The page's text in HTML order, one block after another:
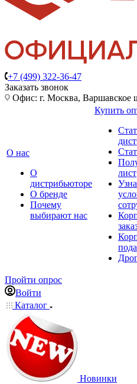
+7 (499) 322-36-47
Заказать звонок
Офис: г. Москва, Варшавское
О нас
О
дистрибьюторе
О бренде
Почему
выбирают нас
Купить
лист
Пройти опрос
Войти
Каталог
Новинки